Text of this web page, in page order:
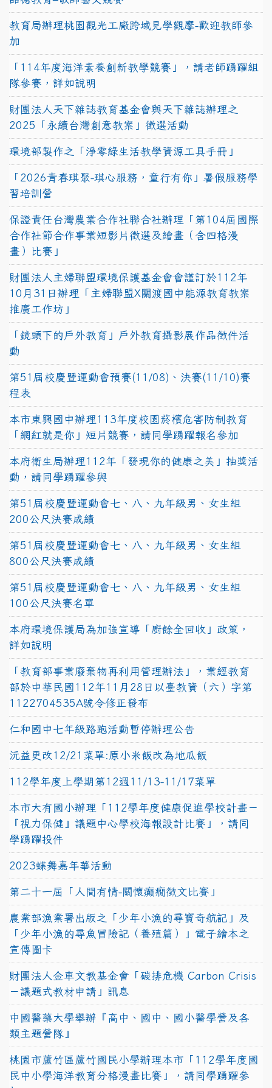
教育局辦理桃園觀光工廠跨域見學觀摩-歡迎教師參
加
「114年度海洋素養創新教學競賽」，請老師踴躍組
隊參賽，詳如說明
財團法人天下雜誌教育基金會與天下雜誌辦理之
2025「永續台灣創意教案」徵選活動
環境部製作之「淨零綠生活教學資源工具手冊」
「2026青春琪聚-琪心服務，童行有你」暑假服務學
習培訓營
保證責任台灣農業合作社聯合社辦理「第104屆國際
合作社節合作事業短影片徵選及繪畫（含四格漫
畫）比賽」
財團法人主婦聯盟環境保護基金會會謹訂於112年
10月31日辦理「主婦聯盟X關渡國中能源教育教案
推廣工作坊」
「鏡頭下的戶外教育」戶外教育攝影展作品徵件活
動
第51屆校慶暨運動會預賽(11/08)、決賽(11/10)賽
程表
本市東興國中辦理113年度校園菸檳危害防制教育
「網紅就是你」短片競賽，請同學踴躍報名參加
本府衛生局辦理112年「發現你的健康之美」抽獎活
動，請同學踴躍參與
第51屆校慶暨運動會七、八、九年級男、女生組
200公尺決賽成績
第51屆校慶暨運動會七、八、九年級男、女生組
800公尺決賽成績
第51屆校慶暨運動會七、八、九年級男、女生組
100公尺決賽名單
本府環境保護局為加強宣導「廚餘全回收」政策，
詳如說明
「教育部事業廢棄物再利用管理辦法」，業經教育
部於中華民國112年11月28日以臺教資（六）字第
1122704535A號令修正發布
仁和國中七年級路跑活動暫停辦理公告
沅益更改12/21菜單:原小米飯改為地瓜飯
112學年度上學期第12週11/13-11/17菜單
本市大有國小辦理「112學年度健康促進學校計畫－
『視力保健』議題中心學校海報設計比賽」，請同
學踴躍投件
2023蝶舞嘉年華活動
第二十一屆「人間有情-關懷癲癇徵文比賽」
農業部漁業署出版之「少年小漁的尋寶奇航記」及
「少年小漁的尋魚冒險記（養殖篇）」電子繪本之
宣傳圖卡
財團法人金車文教基金會「碳排危機 Carbon Crisis
－議題式教材申請」訊息
中國醫藥大學舉辦『高中、國中、國小醫學營及各
類主題營隊』
桃園市蘆竹區蘆竹國民小學辦理本市「112學年度國
民中小學海洋教育分格漫畫比賽」，請同學踴躍參